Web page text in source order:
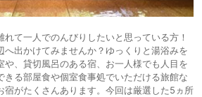
て一人でのんびりしたいと思っている方！
へ出かけてみませんか？ゆっくりと湯浴みを
や、貸切風呂のある宿、お一人様でも人目を
きる部屋食や個室食事処でいただける旅館な
宿がたくさんあります。今回は厳選した5ヵ所